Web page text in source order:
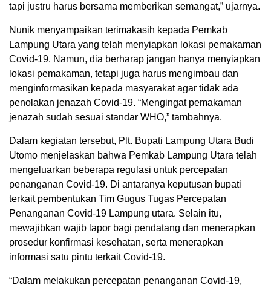
tapi justru harus bersama memberikan semangat,” ujarnya.
Nunik menyampaikan terimakasih kepada Pemkab
Lampung Utara yang telah menyiapkan lokasi pemakaman
Covid-19. Namun, dia berharap jangan hanya menyiapkan
lokasi pemakaman, tetapi juga harus mengimbau dan
menginformasikan kepada masyarakat agar tidak ada
penolakan jenazah Covid-19. “Mengingat pemakaman
jenazah sudah sesuai standar WHO,” tambahnya.
Dalam kegiatan tersebut, Plt. Bupati Lampung Utara Budi
Utomo menjelaskan bahwa Pemkab Lampung Utara telah
mengeluarkan beberapa regulasi untuk percepatan
penanganan Covid-19. Di antaranya keputusan bupati
terkait pembentukan Tim Gugus Tugas Percepatan
Penanganan Covid-19 Lampung utara. Selain itu,
mewajibkan wajib lapor bagi pendatang dan menerapkan
prosedur konfirmasi kesehatan, serta menerapkan
informasi satu pintu terkait Covid-19.
“Dalam melakukan percepatan penanganan Covid-19,